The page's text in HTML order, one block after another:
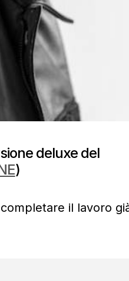
deluxe del
)
il lavoro